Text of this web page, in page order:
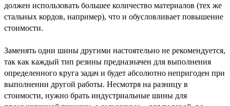
должен использовать большее количество материалов (тех же
стальных кордов, например), что и обусловливает повышение
стоимости.
Заменять одни шины другими настоятельно не рекомендуется,
так как каждый тип резины предназначен для выполнения
определенного круга задач и будет абсолютно непригоден при
выполнении другой работы. Несмотря на разницу в
стоимости, нужно брать индустриальные шины для